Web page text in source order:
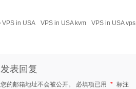
VPS in USA VPS in USA kvm VPS in USA vps
发表回复
您的邮箱地址不会被公开。 必填项已用 * 标注